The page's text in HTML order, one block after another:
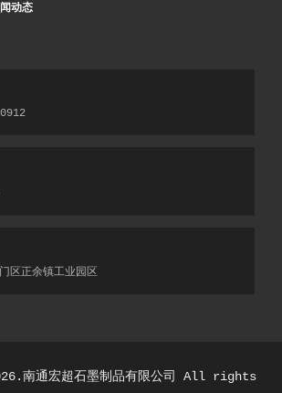
动态
区正余镇工业园区
南通宏超石墨制品有限公司 All rights